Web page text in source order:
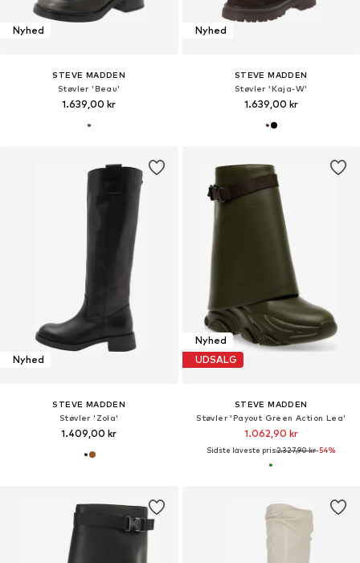
Nyhed
STEVE MADDEN
Støvler 'Beau'
1.639,00 kr
Nyhed
STEVE MADDEN
Støvler 'Kaja-W'
1.639,00 kr
Nyhed
STEVE MADDEN
Støvler 'Zola'
1.409,00 kr
Nyhed
UDSALG
STEVE MADDEN
Støvler 'Payout Green Action Lea'
1.062,90 kr
Sidste laveste pris:2.327,90 kr-54%